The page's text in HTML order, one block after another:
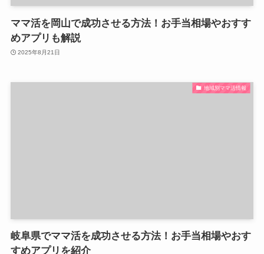
ママ活を岡山で成功させる方法！お手当相場やおすす
めアプリも解説
2025年8月21日
地域別ママ活情報
岐阜県でママ活を成功させる方法！お手当相場やおす
すめアプリを紹介